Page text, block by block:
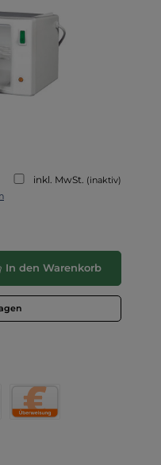
inkl. MwSt. (inaktiv)
Wert ein oder benutze die
In den Warenkorb